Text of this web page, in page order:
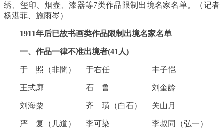
绣、玺印、烟壶、漆器等7类作品限制出境名家名单。（记者
杨湛菲、施雨岑）
1911年后已故书画类作品限制出境名家名单
一、作品一律不准出境者(41人)
于 照（非闇） 于右任 丰子恺
王式廓 石 鲁 刘奎龄
刘海粟 齐 璜（白石） 关山月
严 复（几道） 李可染 李叔同（弘一）